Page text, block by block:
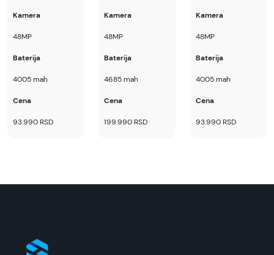
Kamera
48MP
Baterija
4005 mah
Cena
93.990 RSD
Kamera
48MP
Baterija
4685 mah
Cena
199.990 RSD
Kamera
48MP
Baterija
4005 mah
Cena
93.990 RSD